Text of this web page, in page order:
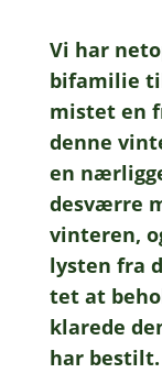
Vi har
bifa­mi­lie
mistet en
denne
en
desvær­re
vinte­r­en,
lysten fra
tet at
klare­de
har bestilt.